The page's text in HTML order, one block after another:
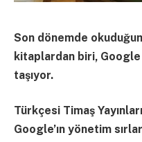
Son dönemde
kitaplardan biri, Google
taşıyor.
Türkçesi Timaş
Google’ın yönetim